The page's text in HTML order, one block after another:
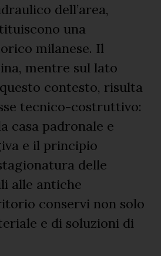
dell’area,
una
milanese. Il
mentre sul lato
contesto, risulta
tecnico-costruttivo:
casa padronale e
e il principio
delle
alle antiche
conservi non solo
e di soluzioni di